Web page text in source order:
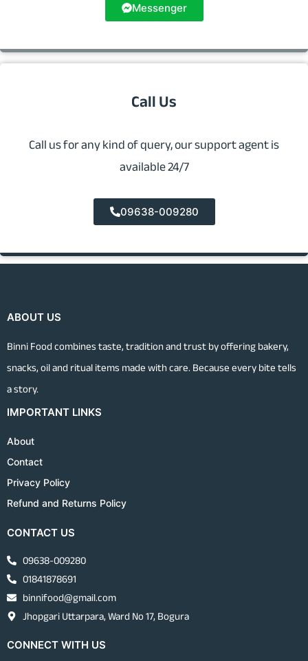
Messenger
Call Us
Call us for any kind of query, our support agent is
available 24/7
09638-009280
ABOUT US
Binni Food combines taste, tradition and trust by offering bakery,
snacks, oil and ritual items made with care. Because every bite tells
a story.
IMPORTANT LINKS
About
Contact
Privacy Policy
Refund and Returns Policy
CONTACT US
09638-009280
01841878691
binnifood@gmail.com
Jhopgari Uttarpara, Ward No 17, Bogura
CONNECT WITH US